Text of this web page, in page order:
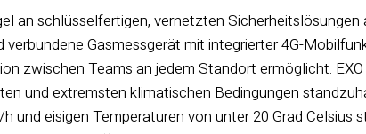
an schlüsselfertigen, vernetzten
Gasmessgerät mit integrierter 4G-
zwischen Teams an jedem Standort ermöglicht.
und extremsten klimatischen Bedingungen
und eisigen Temperaturen von unter 20 Grad Celsius